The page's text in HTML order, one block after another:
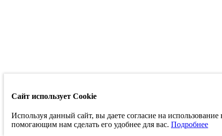
Сайт использует Cookie
Используя данный сайт, вы даете согласие на
помогающим нам сделать его удобнее для вас. Подробнее